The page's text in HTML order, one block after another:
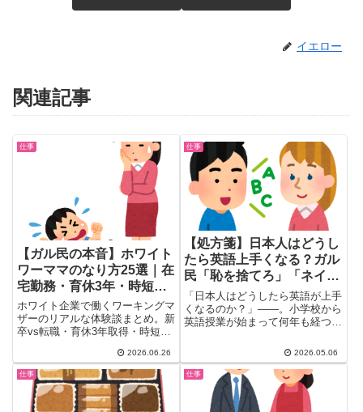
イエロー
関連記事
仕事
【ガル民の本音】ホワイト
ワーママのなり方25選｜在
宅勤務・育休3年・時短小6
まで…恵まれた職場の実態
と入り方
ホワイト企業で働くワーキングマ
ザーのリアルな体験談まとめ。新
卒vs転職・育休3年取得・時短小
の実態をガル民150人以上が語
る。なり方のポイント・年収
400〜700万の本音・福利厚生の
比較まで、25選を一気にチェッ
ク。
2026.06.26
仕事
【処方箋】日本人はどうし
たら英語上手くなる？ガル
民「恥を捨てろ」「ネイテ
ィブはこう言わないマウン
ト民が一番邪魔」精神論で
押し切る回答30選
「日本人はどうしたら英語が上手
くなるのか？」――。小学校から
英語授業が始まって何年も経つの
2026.05.06
仕事 仕事